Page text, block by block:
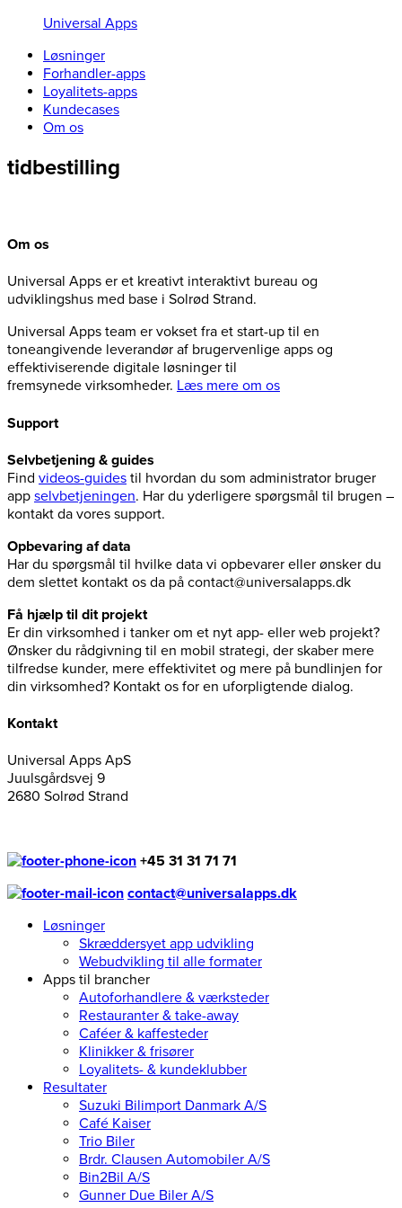
Universal Apps
Løsninger
Forhandler-apps
Loyalitets-apps
Kundecases
Om os
tidbestilling
Om os
Universal Apps er et kreativt interaktivt bureau og
udviklingshus med base i Solrød Strand.
Universal Apps team er vokset fra et start-up til en
toneangivende leverandør af brugervenlige apps og
effektiviserende digitale løsninger til
fremsynede virksomheder. Læs mere om os
Support
Selvbetjening & guides
Find videos-guides til hvordan du som administrator bruger
app selvbetjeningen. Har du yderligere spørgsmål til brugen –
kontakt da vores support.
Opbevaring af data
Har du spørgsmål til hvilke data vi opbevarer eller ønsker du
dem slettet kontakt os da på contact@universalapps.dk
Få hjælp til dit projekt
Er din virksomhed i tanker om et nyt app- eller web projekt?
Ønsker du rådgivning til en mobil strategi, der skaber mere
tilfredse kunder, mere effektivitet og mere på bundlinjen for
din virksomhed? Kontakt os for en uforpligtende dialog.
Kontakt
Universal Apps ApS
Juulsgårdsvej 9
2680 Solrød Strand
+45 31 31 71 71
contact@universalapps.dk
Løsninger
Skræddersyet app udvikling
Webudvikling til alle formater
Apps til brancher
Autoforhandlere & værksteder
Restauranter & take-away
Caféer & kaffesteder
Klinikker & frisører
Loyalitets- & kundeklubber
Resultater
Suzuki Bilimport Danmark A/S
Café Kaiser
Trio Biler
Brdr. Clausen Automobiler A/S
Bin2Bil A/S
Gunner Due Biler A/S